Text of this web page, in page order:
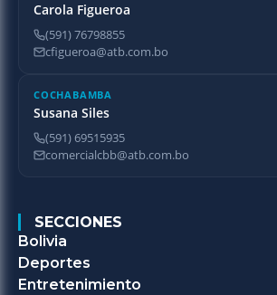
Carola Figueroa
(591) 76798855
cfigueroa@atb.com.bo
COCHABAMBA
Susana Siles
(591) 69515935
comercialcbb@atb.com.bo
SECCIONES
Bolivia
Deportes
Entretenimiento